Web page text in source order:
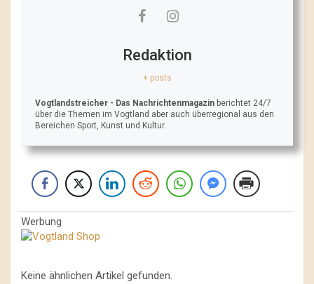
Redaktion
+ posts
Vogtlandstreicher - Das Nachrichtenmagazin berichtet 24/7
über die Themen im Vogtland aber auch überregional aus den
Bereichen Sport, Kunst und Kultur.
Werbung
Keine ähnlichen Artikel gefunden.